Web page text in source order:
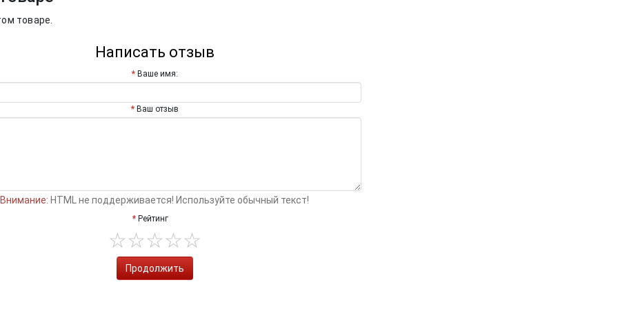
товаре.
Написать отзыв
Ваше имя:
Ваш отзыв
Внимание: HTML не поддерживается! Используйте обычный текст!
Рейтинг
Продолжить